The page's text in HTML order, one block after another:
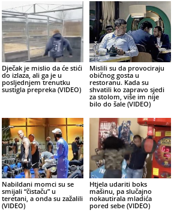
Dječak je mislio da će stići
do izlaza, ali ga je u
posljednjem trenutku
sustigla prepreka (VIDEO)
Mislili su da provociraju
običnog gosta u
restoranu. Kada su
shvatili ko zapravo sjedi
za stolom, više im nije
bilo do šale (VIDEO)
Nabildani momci su se
smijali “čistaču” u
teretani, a onda su zažalili
(VIDEO)
Htjela udariti boks
mašinu, pa slučajno
nokautirala mladića
pored sebe (VIDEO)